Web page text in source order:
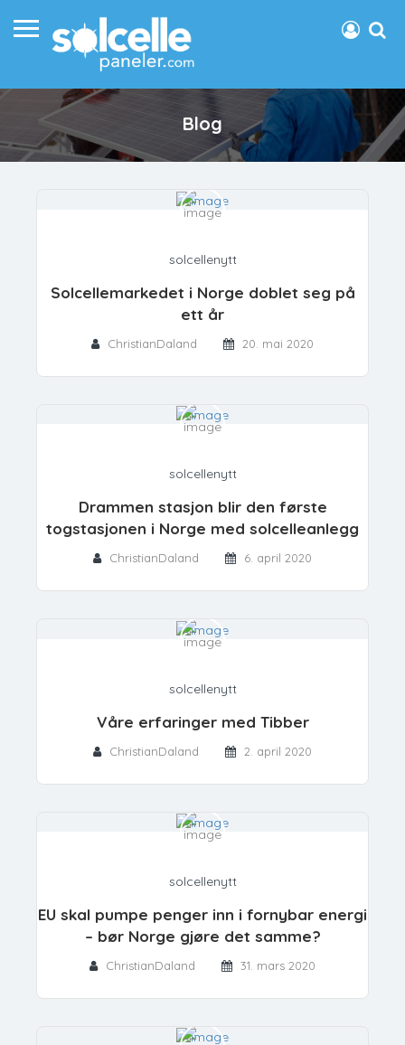
Blog
solcellenytt
Solcellemarkedet i Norge doblet seg på
ett år
ChristianDaland 20. mai 2020
solcellenytt
Drammen stasjon blir den første
togstasjonen i Norge med solcelleanlegg
ChristianDaland 6. april 2020
solcellenytt
Våre erfaringer med Tibber
ChristianDaland 2. april 2020
solcellenytt
EU skal pumpe penger inn i fornybar energi
– bør Norge gjøre det samme?
ChristianDaland 31. mars 2020